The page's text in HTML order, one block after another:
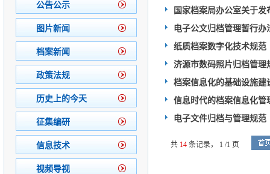
公告公示
图片新闻
档案新闻
政策法规
历史上的今天
征集编研
信息技术
视频导视
国家档案局办公室关于
电子公文归档管理暂行办
纸质档案数字化技术规范
济源市数码照片归档管理
档案信息化的基础设施建
信息时代的档案信息化管
电子文件归档与管理规范
共 14 条记录， 1 /1 页